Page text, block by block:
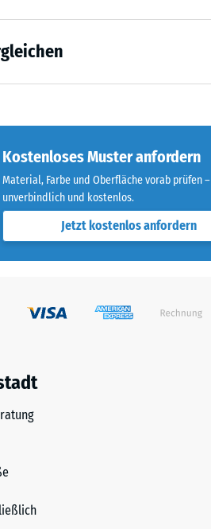
€
(BS 7188)
Kostenloses Muster anfordern
Material, Farbe und Oberfläche vorab prüfen –
unverbindlich und kostenlos.
Jetzt kostenlos anfordern